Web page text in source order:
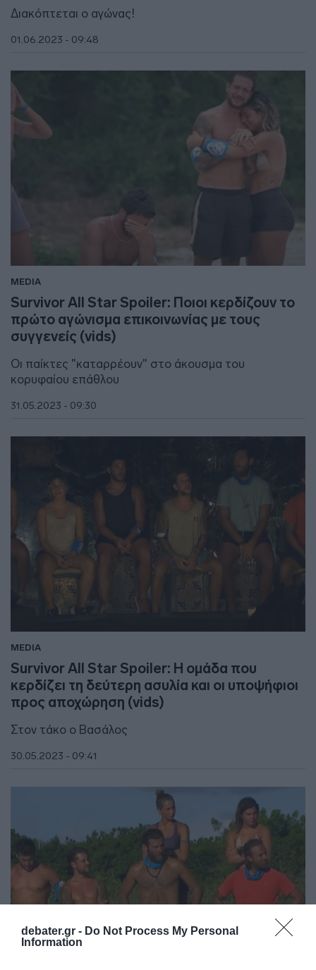
debater.gr - Do Not Process My Personal
Information
Διακόπτεται ο αγώνας!
01.06.2023 - 09:48
MEDIA
Survivor All Star Spoiler: Ποιοι κερδίζουν το
πρώτο αγώνισμα επικοινωνίας με τους
συγγενείς (vids)
Οι παίκτες "καταρρέουν" στο άκουσμα του
κορυφαίου επάθλου
31.05.2023 - 09:30
MEDIA
Survivor All Star Spoiler: Η ομάδα που
κερδίζει τη δεύτερη ασυλία και οι υποψήφιοι
προς αποχώρηση (vids)
Στον τάκο ο Βασάλος
30.05.2023 - 09:41